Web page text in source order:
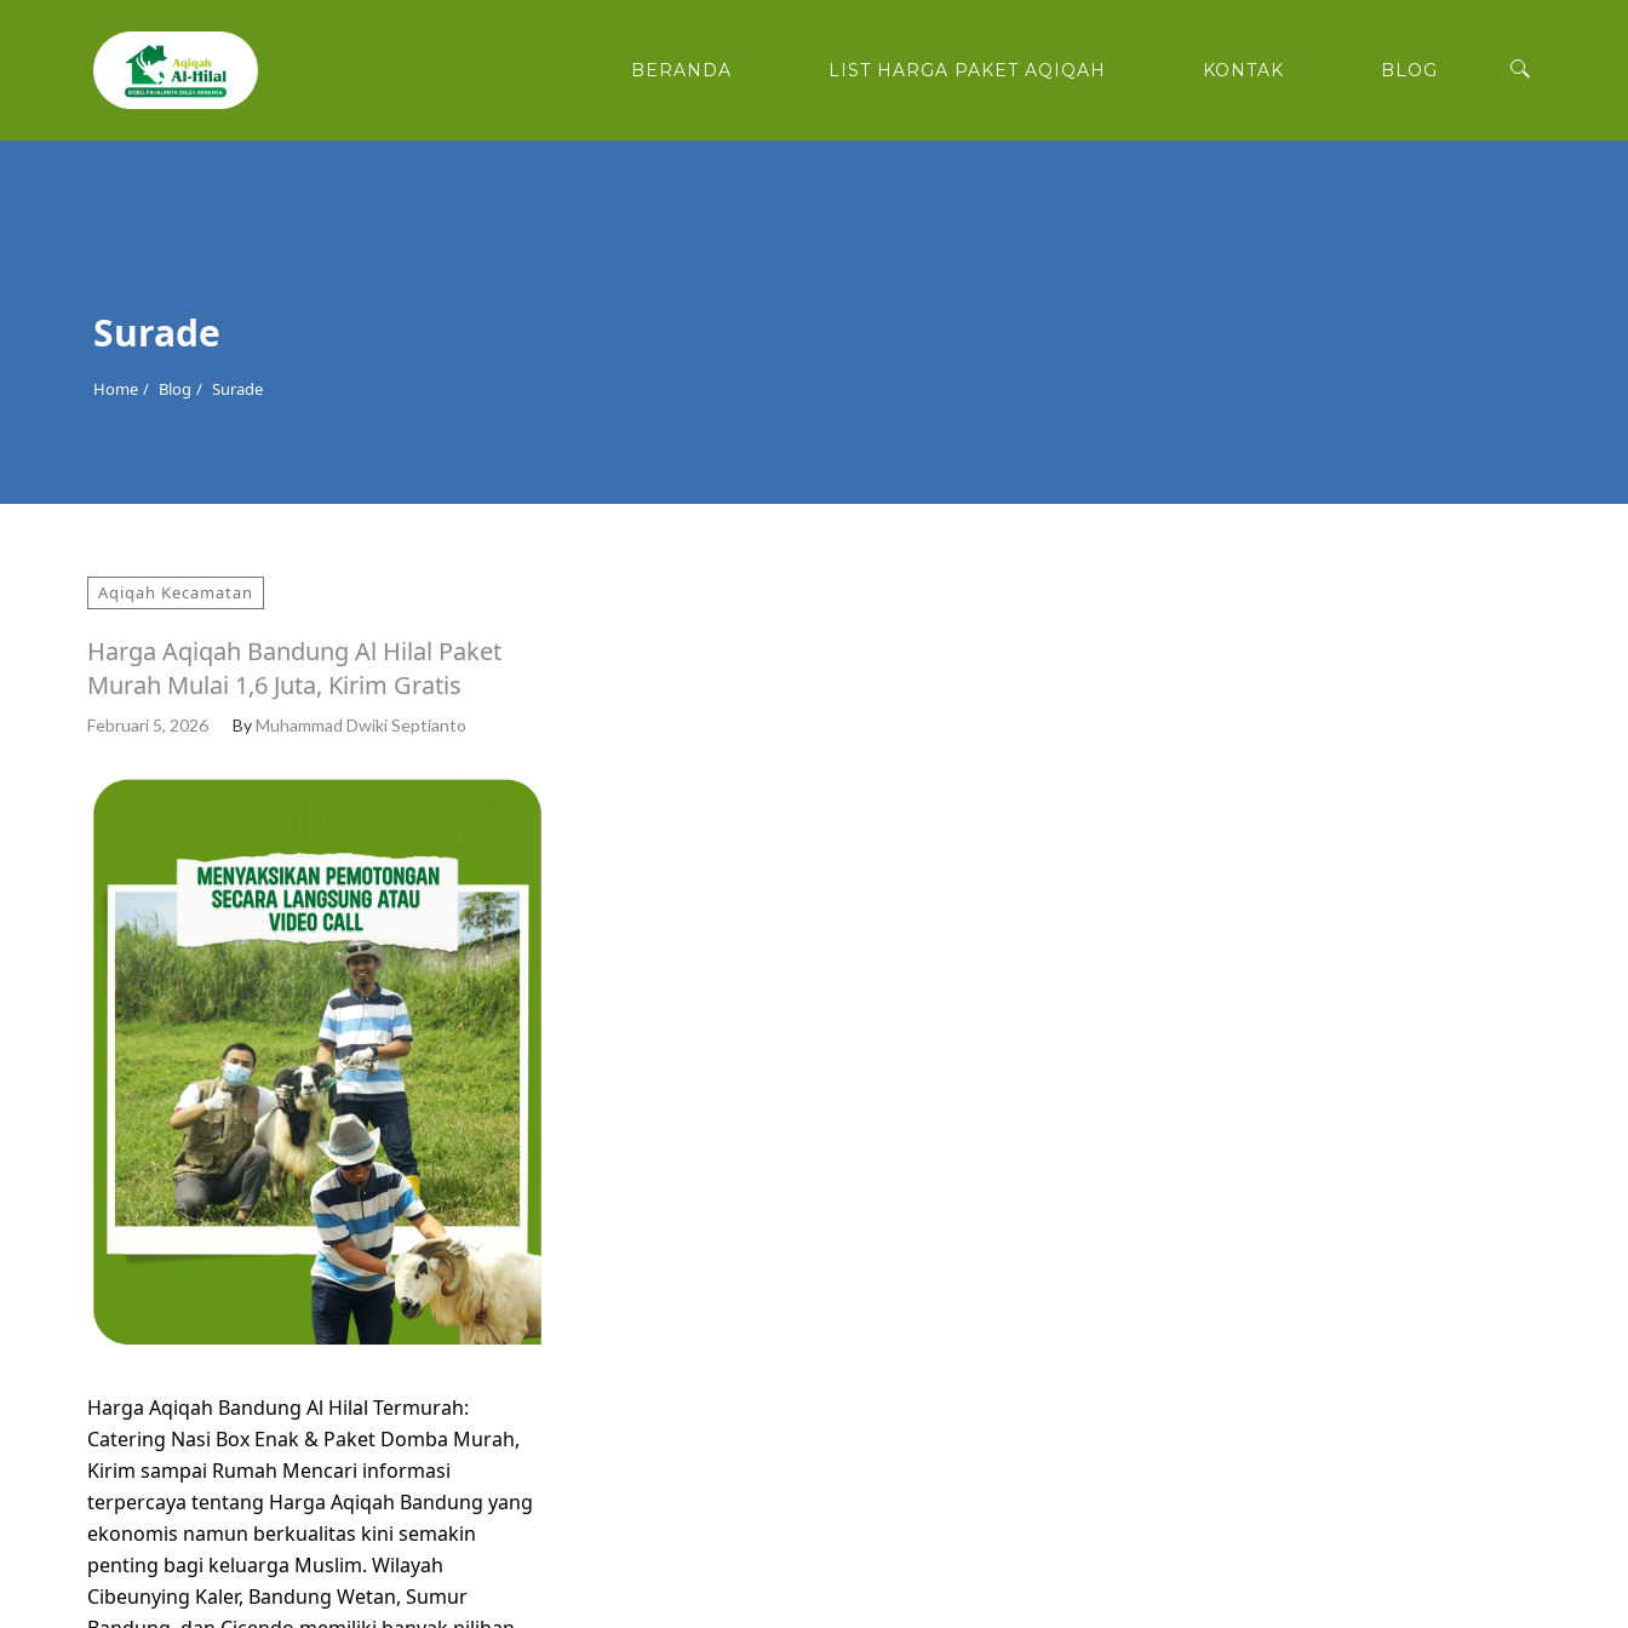
BERANDA LIST HARGA PAKET AQIQAH KONTAK BLOG
Cari
Surade
Home Blog Surade
Aqiqah Kecamatan
Harga Aqiqah Bandung Al Hilal Paket
Murah Mulai 1,6 Juta, Kirim Gratis
Februari 5, 2026 ByMuhammad Dwiki Septianto
Harga Aqiqah Bandung Al Hilal Termurah:
Catering Nasi Box Enak & Paket Domba Murah,
Kirim sampai Rumah Mencari informasi
terpercaya tentang Harga Aqiqah Bandung yang
ekonomis namun berkualitas kini semakin
penting bagi keluarga Muslim. Wilayah
Cibeunying Kaler, Bandung Wetan, Sumur